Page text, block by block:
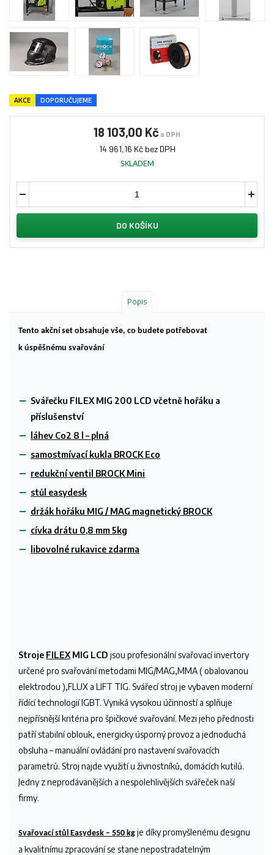
AKCE DOPORUČUJEME
18 103,00 Kč s DPH
14 961,16 Kč bez DPH
SKLADEM
DO KOŠÍKU
Popis
Tento akční set obsahuje vše, co budete potřebovat
k úspěšnému svařování
Svářečku FILEX MIG 200 LCD včetně hořáku a
příslušenství
láhev Co2 8 l – plná
samostmívací kukla BROCK Eco
redukční ventil BROCK Mini
stůl easydesk
držák hořáku MIG / MAG magnetický BROCK
cívka drátu 0,8 mm 5kg
libovolné rukavice zdarma
Stroje FILEX MIG LCD jsou profesionální svařovací invertory
určené pro svařování metodami MIG/MAG,MMA ( obalovanou
elektrodou ),FLUX a LIFT TIG. Svářecí stroj je vybaven moderní
řídící technologií IGBT. Vyniká vysokou účinností a splňuje
nejpřísnější kritéria pro špičkové svařování. Mezi jeho přednosti
patří stabilní oblouk, energicky úsporný provoz a jednoduchá
obsluha – manuální ovládání pro nastavení svařovacích
parametrů. Stroj najde využití u živnostníků, domácích kutilů.
Jedny z neprodávanějších a nespolehlivějších svářeček naší
firmy.
Svařovací stůl Easydesk – 550 kg je díky promyšlenému designu
a kvalitnímu zpracování se stane nepostradatelným